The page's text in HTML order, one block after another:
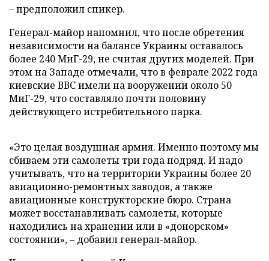
– предположил спикер.
Генерал-майор напомнил, что после обретения
независимости на балансе Украины оставалось
более 240 МиГ-29, не считая других моделей. При
этом на Западе отмечали, что в феврале 2022 года
киевские ВВС имели на вооружении около 50
МиГ-29, что составляло почти половину
действующего истребительного парка.
«Это целая воздушная армия. Именно поэтому мы
сбиваем эти самолеты три года подряд. И надо
учитывать, что на территории Украины более 20
авиационно-ремонтных заводов, а также
авиационные конструкторские бюро. Страна
может восстанавливать самолеты, которые
находились на хранении или в «донорском»
состоянии», – добавил генерал-майор.